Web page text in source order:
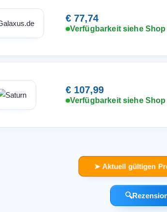
€ 77,74
Verfügbarkeit siehe Shop
€ 107,99
Verfügbarkeit siehe Shop
➤ Aktuell gültigen
🔍